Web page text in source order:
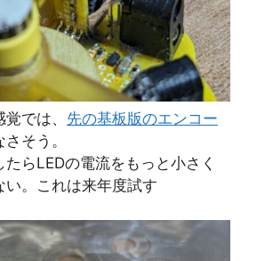
では、 先の基板版のエンコー
そう。
らLEDの電流をもっと小さく
い。これは来年度試す